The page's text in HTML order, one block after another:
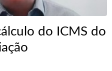
do ICMS do